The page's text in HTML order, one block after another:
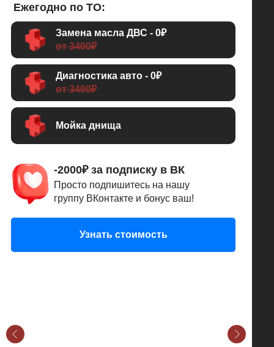
-2000₽ за подписку в ВК
Просто подпишитесь на нашу
группу ВКонтакте и бонус ваш!
Ежегодно по ТО:
Узнать стоимость
Мойка днища
Диагностика авто - 0₽
от 3400₽
Замена масла ДВС - 0₽
от 3400₽